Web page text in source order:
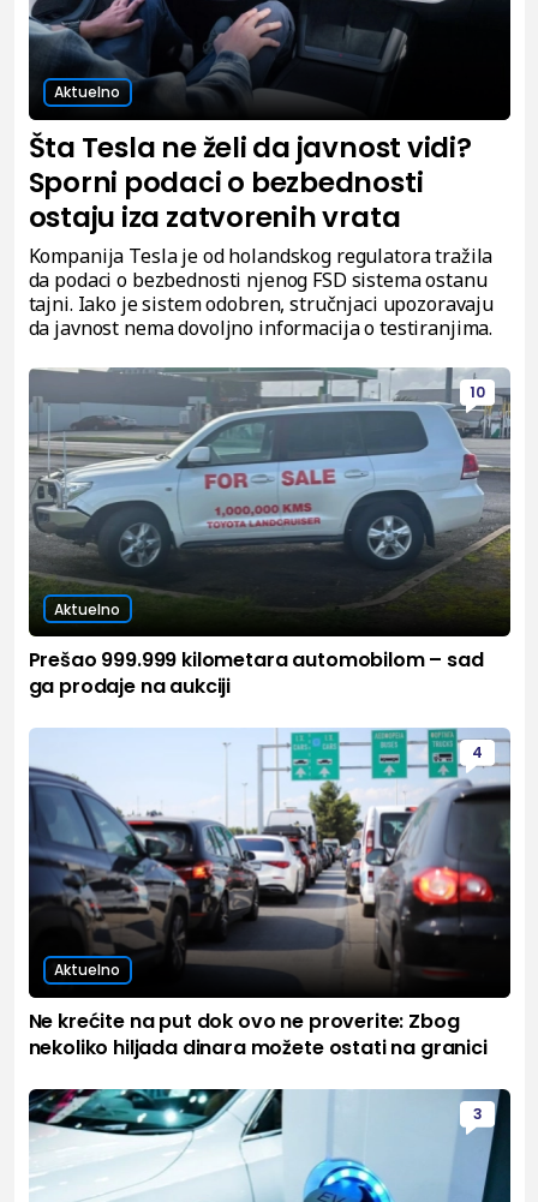
Aktuelno
Šta Tesla ne želi da javnost vidi?
Sporni podaci o bezbednosti
ostaju iza zatvorenih vrata
Kompanija Tesla je od holandskog regulatora tražila
da podaci o bezbednosti njenog FSD sistema ostanu
tajni. Iako je sistem odobren, stručnjaci upozoravaju
da javnost nema dovoljno informacija o testiranjima.
10
Aktuelno
Prešao 999.999 kilometara automobilom – sad
ga prodaje na aukciji
4
Aktuelno
Ne krećite na put dok ovo ne proverite: Zbog
nekoliko hiljada dinara možete ostati na granici
3